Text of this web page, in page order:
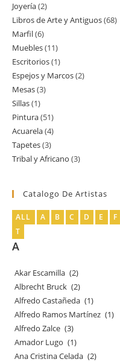
Joyería 22
productos
Libros de Arte y Antiguos 6868
Marfil 66
productos
Muebles 1111
productos
Escritorios 11
producto
Espejos y Marcos 22
Mesas 33
Sillas 11
producto
Pintura 5151
productos
Acuarela 44
productos
Tapetes 33
productos
Tribal y Africano 33
Catalogo De Artistas
ALL A B C D E F
T
A
Akar Escamilla (2)
Albrecht Bruck (2)
Alfredo Castañeda (1)
Alfredo Ramos Martínez (1)
Alfredo Zalce (3)
Amador Lugo (1)
Ana Cristina Celada (2)